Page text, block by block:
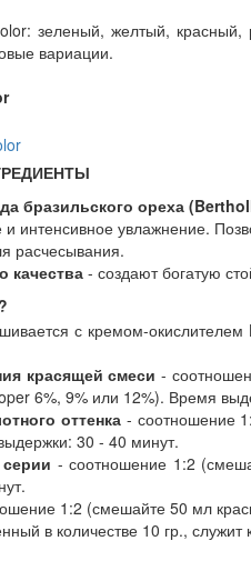
зеленый, желтый,
вариации.
бразильского ореха
и интенсивное увлажнение.
расчесывания.
качества - создают богатую
с кремом-
красящей смеси -
6%, 9% или 12%). Время
оттенка- соотношение
30 - 40 минут.
- соотношение 1:2
1:2 (смешайте 50 мл
в количестве 10 гр., служит